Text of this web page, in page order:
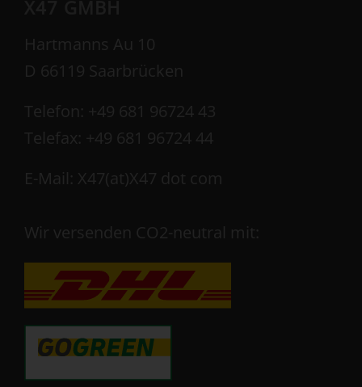
Hartmanns Au 10
D 66119 Saarbrücken
Telefon: +49 681 96724 43
Telefax: +49 681 96724 44
E-Mail: X47(at)X47 dot com
Wir versenden CO2-neutral mit: